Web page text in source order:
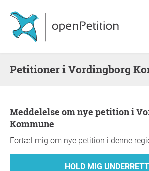
Petitioner i Vordingborg
Meddelelse om nye petition i Vordingborg
Kommune
Fortæl mig om nye petition i denne